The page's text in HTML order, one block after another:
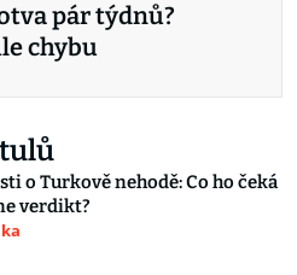
pár týdnů?
chybu
o Turkově nehodě: Co ho čeká
verdikt?